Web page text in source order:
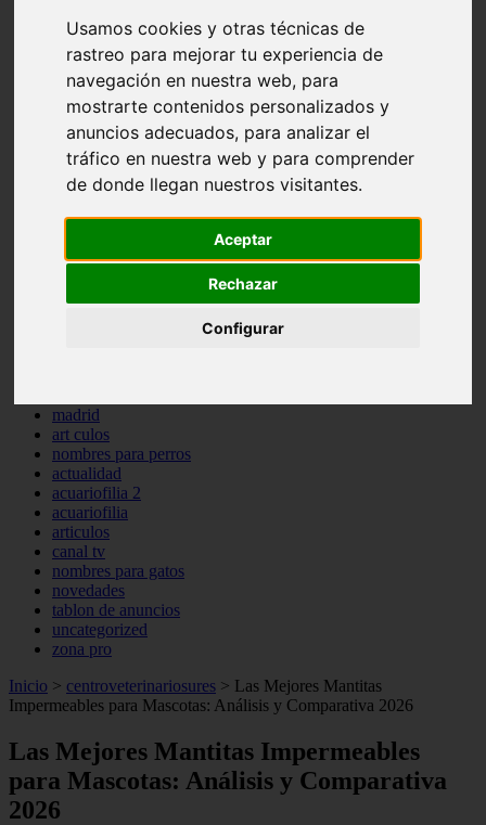
Usamos cookies y otras técnicas de
rastreo para mejorar tu experiencia de
navegación en nuestra web, para
mostrarte contenidos personalizados y
anuncios adecuados, para analizar el
tráfico en nuestra web y para comprender
de donde llegan nuestros visitantes.
Aceptar
Rechazar
Configurar
adopci n
higiene
snacks
acuario
iberzoo propet
comercios
estanques
viajar
cr a
especies invasoras
agua
madrid
art culos
nombres para perros
actualidad
acuariofilia 2
acuariofilia
articulos
canal tv
nombres para gatos
novedades
tablon de anuncios
uncategorized
zona pro
Inicio > centroveterinariosures > Las Mejores Mantitas
Impermeables para Mascotas: Análisis y Comparativa 2026
Las Mejores Mantitas Impermeables
para Mascotas: Análisis y Comparativa
2026